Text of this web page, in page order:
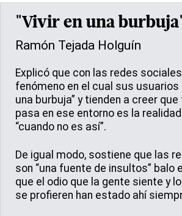
"Vivir en una
Ramón Tejada Holguín
Explicó que con las redes
fenómeno en el cual sus usuarios
una burbuja” y tienden a creer
pasa en ese entorno es la
“cuando no es así”.
De igual modo, sostiene que las
son “una fuente de insultos” balo
que el odio que la gente siente y
se profieren han estado ahí